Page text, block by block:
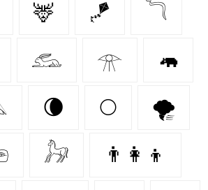
🦌 🪁 𓆓
𓃹 𓁿 🦛
🌘 🌕 🌪️
𓃗 👨‍👩‍👦